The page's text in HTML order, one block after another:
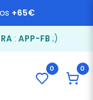
+65€
: APP-FB ;)
0 0